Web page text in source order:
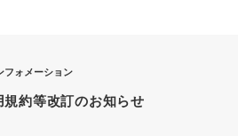
フォメーション
規約等改訂のお知らせ